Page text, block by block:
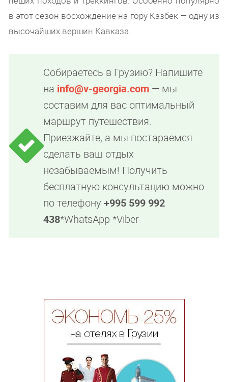
в этот сезон восхождение на гору Казбек — одну из
высочайших вершин Кавказа.
Собираетесь в Грузию? Напишите
на info@v-georgia.com — мы
составим для вас оптимальный
маршрут путешествия.
Приезжайте, а мы постараемся
сделать ваш отдых
незабываемым! Получить
бесплатную консультацию можно
по телефону +995 599 992
438*WhatsApp *Viber